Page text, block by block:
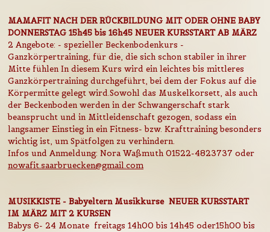
MAMAFIT NACH DER RÜCKBILDUNG MIT ODER OHNE BABY
DONNERSTAG 15h45 bis 16h45 NEUER KURSSTART AB MÄRZ
2 Angebote: - spezieller Beckenbodenkurs -
Ganzkörpertraining, für die, die sich schon stabiler in ihrer
Mitte fühlen In diesem Kurs wird ein leichtes bis mittleres
Ganzkörpertraining durchgeführt, bei dem der Fokus auf die
Körpermitte gelegt wird.Sowohl das Muskelkorsett, als auch
der Beckenboden werden in der Schwangerschaft stark
beansprucht und in Mittleidenschaft gezogen, sodass ein
langsamer Einstieg in ein Fitness- bzw. Krafttraining besonders
wichtig ist, um Spätfolgen zu verhindern.
Infos und Anmeldung: Nora Waßmuth 01522-4823737 oder
nowafit.saarbruecken@gmail.com
MUSIKKISTE - Babyeltern Musikkurse NEUER KURSSTART
IM MÄRZ MIT 2 KURSEN
Babys 6- 24 Monate freitags 14h00 bis 14h45 oder15h00 bis